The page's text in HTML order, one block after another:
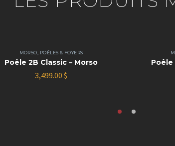
MORSO POÊLES & FOYERS
Poêle 2B Classic – Morso
3,499.00 $
Poêle